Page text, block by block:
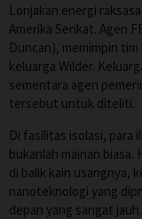
Lonjakan energi
Amerika Serikat. Agen
Duncan), memimpin
keluarga Wilder.
sementara agen
tersebut untuk diteliti.
Di fasilitas isolasi, para
bukanlah mainan biasa.
di balik kain usangnya,
nanoteknologi yang
depan yang sangat jauh.